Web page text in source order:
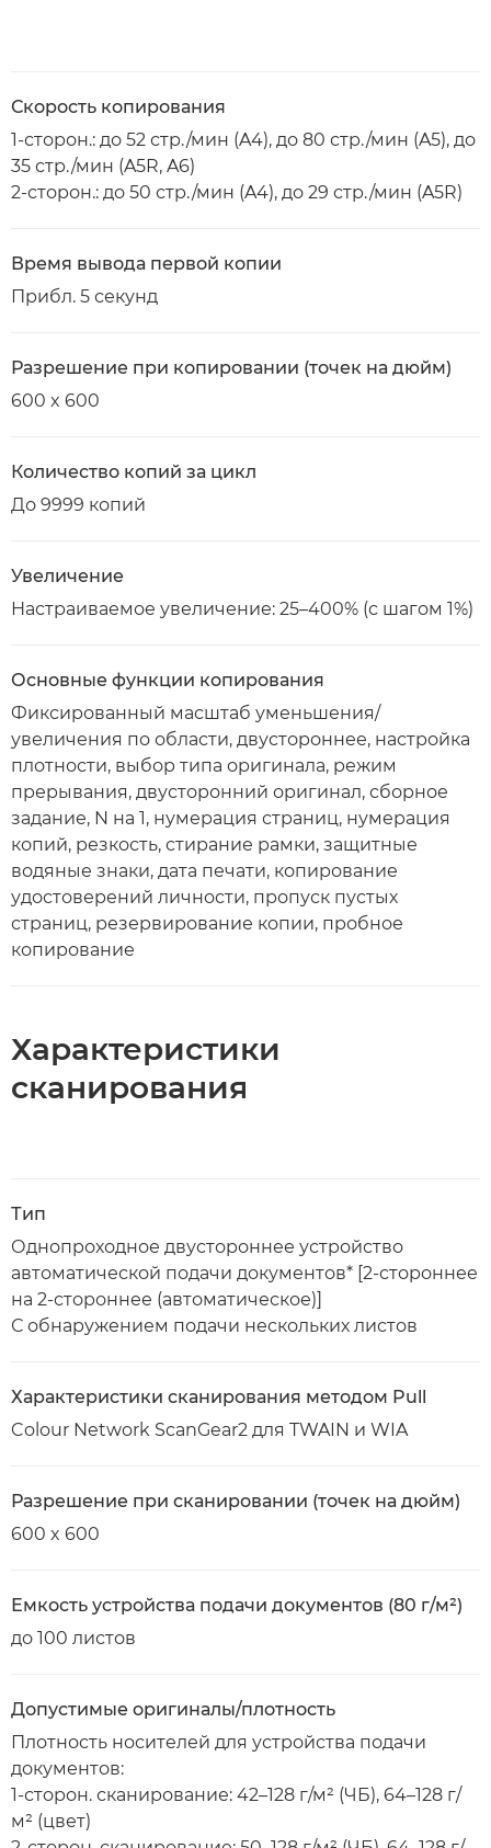
Скорость копирования
1-сторон.: до 52 стр./мин (A4), до 80 стр./мин (A5), до
35 стр./мин (A5R, A6)
2-сторон.: до 50 стр./мин (A4), до 29 стр./мин (A5R)
Время вывода первой копии
Прибл. 5 секунд
Разрешение при копировании (точек на дюйм)
600 x 600
Количество копий за цикл
До 9999 копий
Увеличение
Настраиваемое увеличение: 25–400% (с шагом 1%)
Основные функции копирования
Фиксированный масштаб уменьшения/
увеличения по области, двустороннее, настройка
плотности, выбор типа оригинала, режим
прерывания, двусторонний оригинал, сборное
задание, N на 1, нумерация страниц, нумерация
копий, резкость, стирание рамки, защитные
водяные знаки, дата печати, копирование
удостоверений личности, пропуск пустых
страниц, резервирование копии, пробное
копирование
Характеристики
сканирования
Тип
Однопроходное двустороннее устройство
автоматической подачи документов* [2-стороннее
на 2-стороннее (автоматическое)]
С обнаружением подачи нескольких листов
Характеристики сканирования методом Pull
Colour Network ScanGear2 для TWAIN и WIA
Разрешение при сканировании (точек на дюйм)
600 x 600
Емкость устройства подачи документов (80 г/м²)
до 100 листов
Допустимые оригиналы/плотность
Плотность носителей для устройства подачи
документов:
1-сторон. сканирование: 42–128 г/м² (ЧБ), 64–128 г/
м² (цвет)